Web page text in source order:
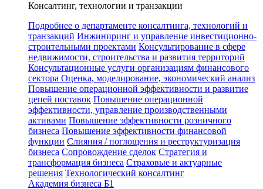
Консалтинг, технологии и транзакции
Подробнее о департаменте консалтинга, технологий и
транзакций Инжиниринг и управление инвестиционно-
строительными проектами Консультирование в сфере
недвижимости, строительства и развития территорий
Консультационные услуги организациям финансового
сектора Оценка, моделирование, экономический анализ
Повышение операционной эффективности и развитие
цепей поставок Повышение операционной
эффективности, управление производственными
активами Повышение эффективности розничного
бизнеса Повышение эффективности финансовой
функции Слияния / поглощения и реструктуризация
бизнеса Сопровождение сделок Стратегия и
трансформация бизнеса Страховые и актуарные
решения Технологический консалтинг
Академия бизнеса Б1